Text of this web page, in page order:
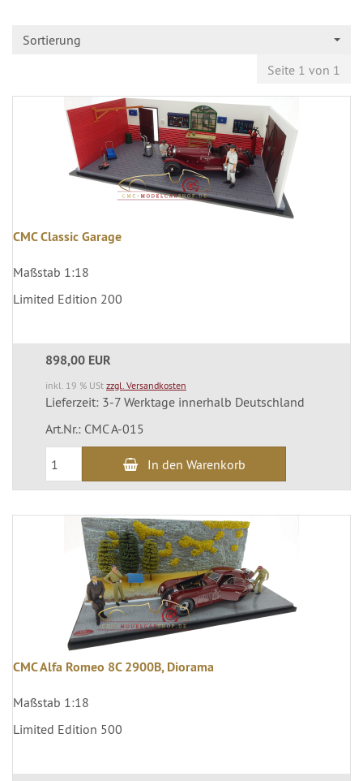
Sortierung
Seite 1 von 1
CMC Classic Garage
Maßstab 1:18
Limited Edition 200
898,00 EUR
inkl. 19 % USt zzgl. Versandkosten
Lieferzeit: 3-7 Werktage innerhalb Deutschland
Art.Nr.: CMC A-015
In den Warenkorb
CMC Alfa Romeo 8C 2900B, Diorama
Maßstab 1:18
Limited Edition 500